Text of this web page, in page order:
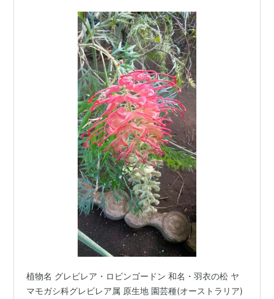
植物名 グレビレア・ロビンゴードン 和名・羽衣の松 ヤ
マモガシ科グレビレア属 原生地 園芸種(オーストラリア)